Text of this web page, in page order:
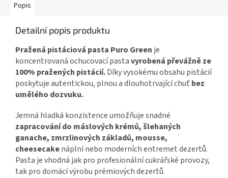
Popis
Detailní popis produktu
Pražená pistáciová pasta Puro Green je
koncentrovaná ochucovací pastavyrobená převážně ze
100% pražených pistácií.Díky vysokému obsahu pistácií
poskytuje autentickou, plnou a dlouhotrvající chuťbez
umělého dozvuku.
Jemná hladká konzistence umožňuje snadné
zapracování do máslových krémů, šlehaných
ganache, zmrzlinových základů, mousse,
cheesecakenáplní nebo moderních entremet dezertů.
Pasta je vhodná jak pro profesionální cukrářské provozy,
tak pro domácí výrobu prémiových dezertů.